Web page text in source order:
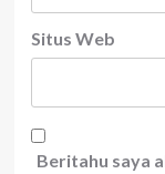
Situs Web
Beritahu saya